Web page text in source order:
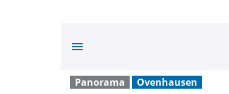
menu
Panorama Ovenhausen